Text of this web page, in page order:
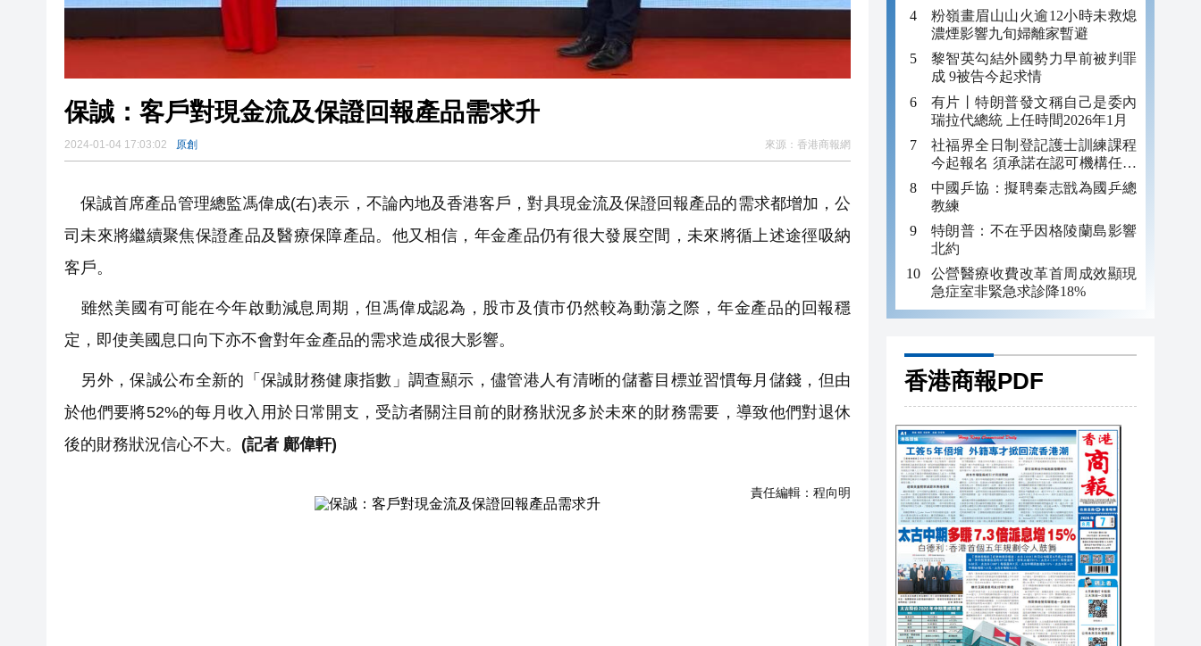
保誠：客戶對現金流及保證回報產品需求升
2024-01-04 17:03:02 原創 來源： 香港商報網
保誠首席產品管理總監馮偉成(右)表示，不論內地及香港客戶，對具現金流及保證回報產品的需求都增加，公
司未來將繼續聚焦保證產品及醫療保障產品。他又相信，年金產品仍有很大發展空間，未來將循上述途徑吸納
客戶。
雖然美國有可能在今年啟動減息周期，但馮偉成認為，股市及債市仍然較為動蕩之際，年金產品的回報穩
定，即使美國息口向下亦不會對年金產品的需求造成很大影響。
另外，保誠公布全新的「保誠財務健康指數」調查顯示，儘管港人有清晰的儲蓄目標並習慣每月儲錢，但由
於他們要將52%的每月收入用於日常開支，受訪者關注目前的財務狀況多於未來的財務需要，導致他們對退休
後的財務狀況信心不大。 (記者 鄺偉軒)
責任編輯： 程向明
粉嶺畫眉山山火逾12小時未救熄
濃煙影響九旬婦離家暫避
黎智英勾結外國勢力早前被判罪
成 9被告今起求情
有片丨特朗普發文稱自己是委內
瑞拉代總統 上任時間2026年1月
社福界全日制登記護士訓練課程
今起報名 須承諾在認可機構任職
至少三年
中國乒協：擬聘秦志戩為國乒總
教練
特朗普：不在乎因格陵蘭島影響
北約
公營醫療收費改革首周成效顯現
急症室非緊急求診降18%
香港商報PDF